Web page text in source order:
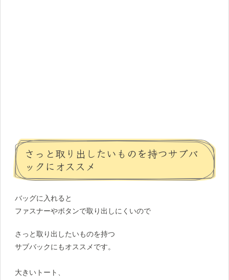
さっと取り出したいものを持つサブバ
ックにオススメ
バッグに入れると
ファスナーやボタンで取り出しにくいので
さっと取り出したいものを持つ
サブバックにもオススメです。
大きいトート、